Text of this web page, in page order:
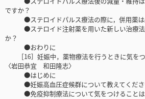
ですか？
●ステロイドパルス療法の際に，併用薬は
●ステロイド注射薬を用いた新しい治療法
か？
●おわりに
［16］妊娠中，薬物療法を行うときに気をつ
〈岩田恭宜 和田隆志〉
●はじめに
●妊娠高血圧症候群について教えてくださ
●免疫抑制療法について気をつけることは